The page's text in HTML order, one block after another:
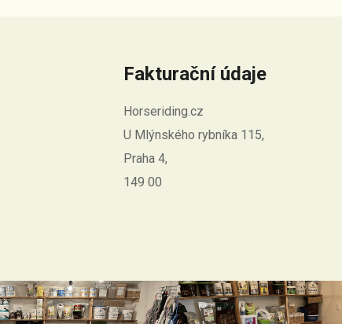
Fakturační údaje
Horseriding.cz
U Mlýnského rybníka 115,
Praha 4,
149 00